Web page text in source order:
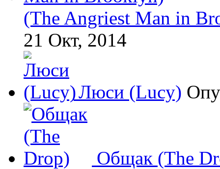
(The Angriest Man in
21 Окт, 2014
Люси (Lucy)
Общак (The